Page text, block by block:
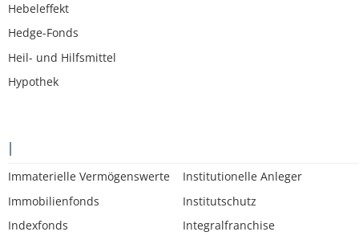
Hebeleffekt
Hedge-Fonds
Heil- und Hilfsmittel
Hypothek
I
Immaterielle Vermögenswerte
Immobilienfonds
Indexfonds
Institutionelle Anleger
Institutschutz
Integralfranchise